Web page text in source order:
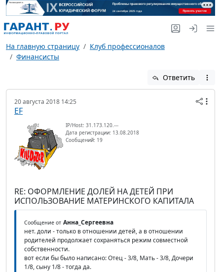
На главную страницу
Клуб профессионалов
Финансисты
Ответить
20 августа 2018 14:25
EF
IP/Host: 31.173.120.---
Дата регистрации: 13.08.2018
Сообщений: 19
RE: ОФОРМЛЕНИЕ ДОЛЕЙ НА ДЕТЕЙ ПРИ
ИСПОЛЬЗОВАНИЕ МАТЕРИНСКОГО КАПИТАЛА
Сообщение от Анна_Сергеевна
нет. доли - только в отношении детей, а в отношении
родителей продолжает сохраняться режим совместной
собственности.
вот если бы было написано: Отец - 3/8, Мать - 3/8, Дочери
1/8, сыну 1/8 - тогда да.